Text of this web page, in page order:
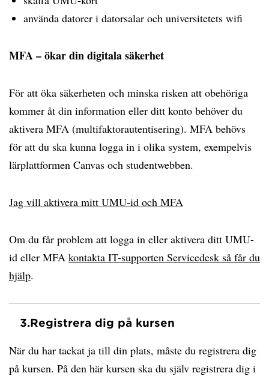
använda datorer i datorsalar och universitetets wifi
MFA – ökar din digitala säkerhet
För att öka säkerheten och minska risken att obehöriga
kommer åt din information eller ditt konto behöver du
aktivera MFA (multifaktorautentisering). MFA behövs
för att du ska kunna logga in i olika system, exempelvis
lärplattformen Canvas och studentwebben.
Jag vill aktivera mitt UMU-id och MFA
Om du får problem att logga in eller aktivera ditt UMU-
id eller MFA kontakta IT-supporten Servicedesk så får du
hjälp.
3.Registrera dig på kursen
När du har tackat ja till din plats, måste du registrera dig
på kursen. På den här kursen ska du själv registrera dig i